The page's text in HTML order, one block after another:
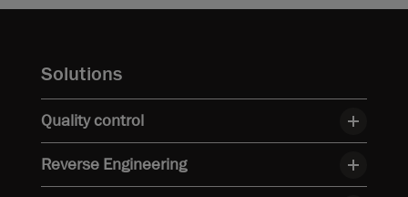
Solutions
Quality control
Reverse Engineering